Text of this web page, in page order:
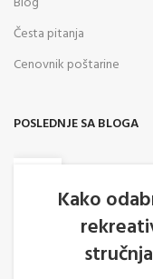
Česta pitanja
Cenovnik poštarine
POSLEDNJE SA BLOGA
Kako